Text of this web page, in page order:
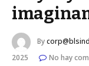
By
2025
No hay